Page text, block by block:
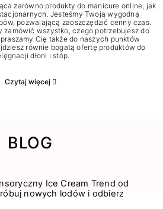
zarówno produkty do manicure online, jak
Jesteśmy Twoją wygodną
pozwalającą zaoszczędzić cenny czas.
zamówić wszystko, czego potrzebujesz do
Cię także do naszych punktów
równie bogatą ofertę produktów do
dłoni i stóp.
Czytaj więcej
BLOG